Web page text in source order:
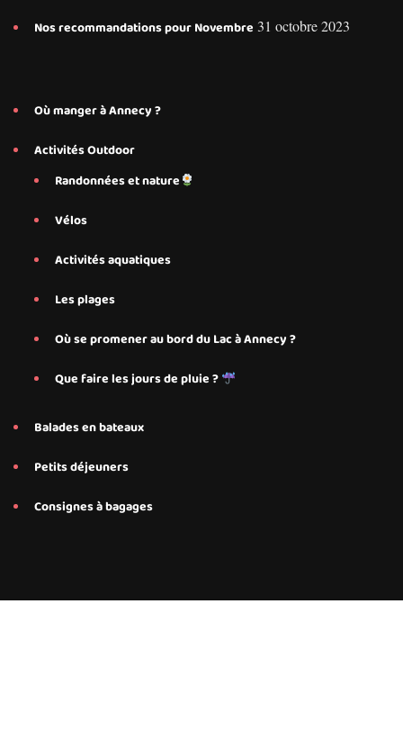
Nos recommandations pour Novembre 31 octobre 2023
Où manger à Annecy ?
Activités Outdoor
Randonnées et nature
Vélos
Activités aquatiques
Les plages
Où se promener au bord du Lac à Annecy ?
Que faire les jours de pluie ?
Balades en bateaux
Petits déjeuners
Consignes à bagages